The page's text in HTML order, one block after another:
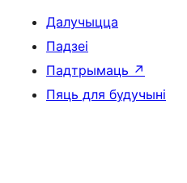
Далучыцца
Падзеі
Падтрымаць ↗
Пяць для будучыні